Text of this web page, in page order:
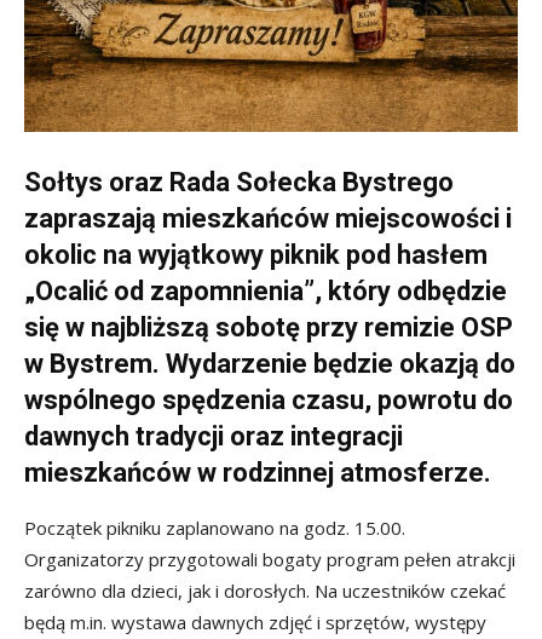
Sołtys oraz Rada Sołecka Bystrego
zapraszają mieszkańców miejscowości i
okolic na wyjątkowy piknik pod hasłem
„Ocalić od zapomnienia”, który odbędzie
się w najbliższą sobotę przy remizie OSP
w Bystrem. Wydarzenie będzie okazją do
wspólnego spędzenia czasu, powrotu do
dawnych tradycji oraz integracji
mieszkańców w rodzinnej atmosferze.
Początek pikniku zaplanowano na godz. 15.00.
Organizatorzy przygotowali bogaty program pełen atrakcji
zarówno dla dzieci, jak i dorosłych. Na uczestników czekać
będą m.in. wystawa dawnych zdjęć i sprzętów, występy